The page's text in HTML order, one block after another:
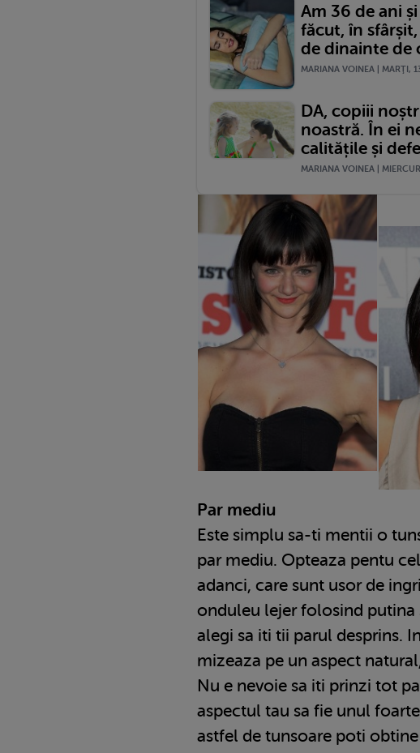
Am 36 de ani
făcut, în
de dinainte de
MARIANA VOINEA | MARŢI,
DA, copiii
noastră. În ei
calitățile și
MARIANA VOINEA |
Par mediu
Este simplu sa-ti mentii o
par mediu. Opteaza pentu
adanci, care sunt usor de
onduleu lejer folosind putina
alegi sa iti tii parul desprins.
mizeaza pe un aspect
Nu e nevoie sa iti prinzi tot
aspectul tau sa fie unul
astfel de tunsoare poti